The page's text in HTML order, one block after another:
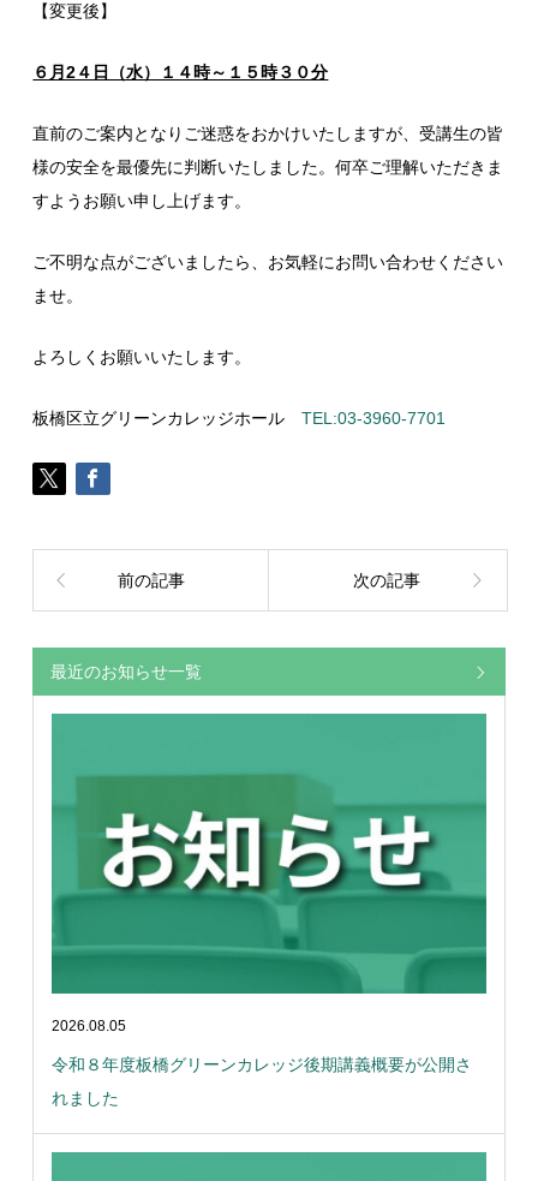
【変更後】
６月2４日（水）１４時～１５時３０分
直前のご案内となりご迷惑をおかけいたしますが、受講生の皆
様の安全を最優先に判断いたしました。何卒ご理解いただきま
すようお願い申し上げます。
ご不明な点がございましたら、お気軽にお問い合わせください
ませ。
よろしくお願いいたします。
板橋区立グリーンカレッジホールTEL:03-3960-7701
前の記事 次の記事
最近のお知らせ一覧
2026.08.05
令和８年度板橋グリーンカレッジ後期講義概要が公開さ
れました